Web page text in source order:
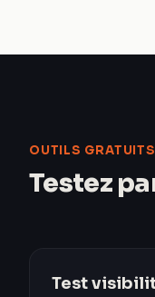
OUTILS GRATUITS
Testez
Test